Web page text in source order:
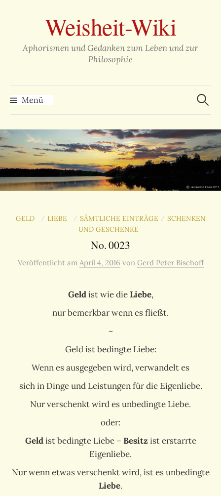
überspringenWeisheit-Wiki
Aphorismen und Gedanken zum Leben und zur
Philosophie
Menü
Suchen
nach:
GELD / LIEBE / SÄMTLICHE EINTRÄGE / SCHENKEN
UND GESCHENKE
No. 0023
Veröffentlicht am April 4, 2016 von Gerd Peter Bischoff
Geldist wie dieLiebe,
nur bemerkbar wenn es fließt.
~
Geld ist bedingte Liebe:
Wenn es ausgegeben wird, verwandelt es
sich in Dinge und Leistungen für die Eigenliebe.
Nur verschenkt wird es unbedingte Liebe.
oder:
Geldist bedingte Liebe – Besitz ist erstarrte
Eigenliebe.
Nur wenn etwas verschenkt wird, ist es unbedingte
Liebe.